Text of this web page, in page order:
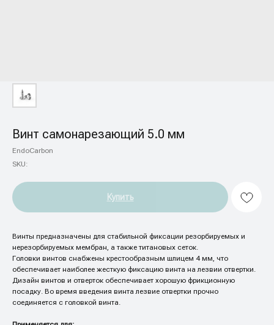
Винт самонарезающий 5.0 мм
EndoCarbon
SKU:
Купить
Винты предназначены для стабильной фиксации резорбируемых и
нерезорбируемых мембран, а также титановых сеток.
Головки винтов снабжены крестообразным шлицем 4 мм, что
обеспечивает наиболее жесткую фиксацию винта на лезвии отвертки.
Дизайн винтов и отверток обеспечивает хорошую фрикционную
посадку. Во время введения винта лезвие отвертки прочно
соединяется с головкой винта.